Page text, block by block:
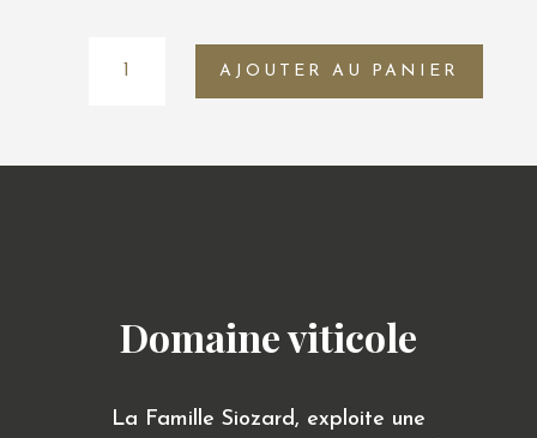
2023
AJOUTER AU PANIER
Domaine viticole
La Famille Siozard, exploite une